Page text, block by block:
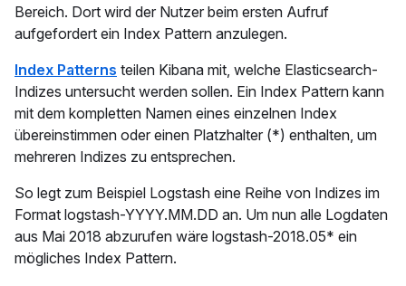
Bereich. Dort wird der Nutzer beim ersten Aufruf
aufgefordert ein Index Pattern anzulegen.
Index Patterns teilen Kibana mit, welche Elasticsearch-
Indizes untersucht werden sollen. Ein Index Pattern kann
mit dem kompletten Namen eines einzelnen Index
übereinstimmen oder einen Platzhalter (*) enthalten, um
mehreren Indizes zu entsprechen.
So legt zum Beispiel Logstash eine Reihe von Indizes im
Format logstash-YYYY.MM.DD an. Um nun alle Logdaten
aus Mai 2018 abzurufen wäre logstash-2018.05* ein
mögliches Index Pattern.